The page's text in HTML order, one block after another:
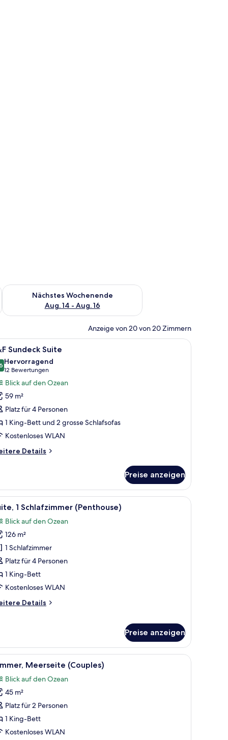
Aug. 7 - Aug. 9.
Nächstes Wochenende
Aug. 14 - Aug. 16
Überprüfe die Verfügbarkeit für nächstes Wochenende, Aug.
Anzeige von 20 von 20 Zimmern
einem an der Wand befestigten Fernseher, Meerblick und einem Balkon
15 Sundeck Suite
von 10
Hervorragend
12 Bewertungen
(12
Bewertungen)
Blick auf den Ozean
59 m²
Platz für 4 Personen
1 King-Bett und 2 grosse Schlafsofas
Kostenloses WLAN
Details
Preise anzeigen
und Meerblick. Ein Hotelzimmer mit großem Bett,
13 1 Schlafzimmer (Penthouse)
Blick auf den Ozean
126 m²
1 Schlafzimmer
Platz für 4 Personen
1 King-Bett
Kostenloses WLAN
Details
Preise anzeigen
großen Fenster mit Meerblick, einem Flachbildfernseher und einer kleinen
Ein Hotelzimmer mit einem großen Bett,
10 Meerseite (Couples)
Blick auf den Ozean
45 m²
Platz für 2 Personen
1 King-Bett
Kostenloses WLAN